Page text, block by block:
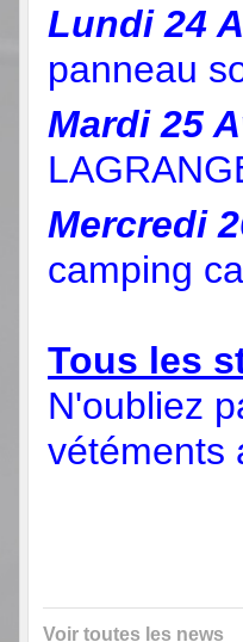
Lundi 24
panneau
Mardi 25
Mercredi
camping
Tous les
N'oubliez
vétéments
Voir toutes les news